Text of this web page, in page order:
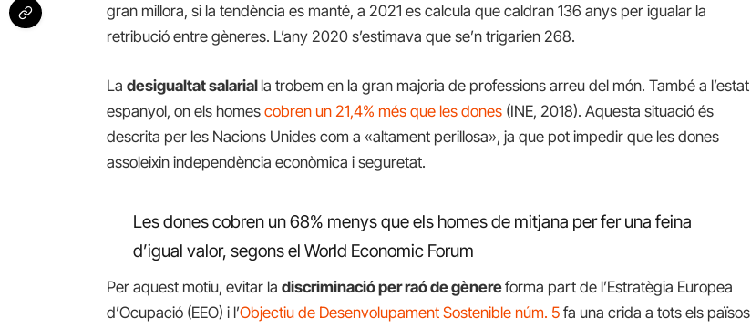
gran millora, si la tendència es manté, a 2021 es calcula que caldran 136 anys per igualar la
retribució entre gèneres. L’any 2020 s’estimava que se’n trigarien 268.
Ladesigualtat salarial la trobem en la gran majoria de professions arreu del món. També a l’estat
espanyol, on els homescobren un 21,4% més que les dones (INE, 2018). Aquesta situació és
descrita per les Nacions Unides com a «altament perillosa», ja que pot impedir que les dones
assoleixin independència econòmica i seguretat.
Les dones cobren un 68% menys que els homes de mitjana per fer una feina
d’igual valor, segons el World Economic Forum
Per aquest motiu, evitar ladiscriminació per raó de gènereforma part de l’Estratègia Europea
d’Ocupació (EEO) i l’Objectiu de Desenvolupament Sostenible núm. 5 fa una crida a tots els països